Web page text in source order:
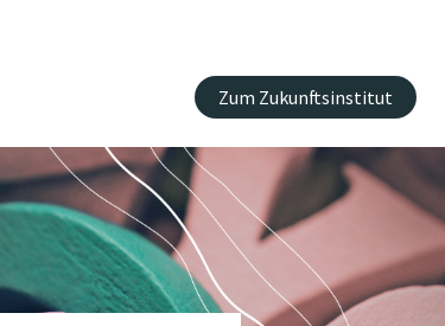
Zum Zukunftsinstitut